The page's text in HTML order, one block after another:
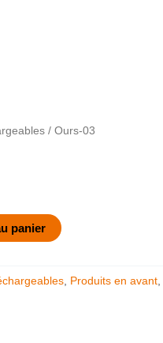
/ Ours-03
panier
, Produits en avant,